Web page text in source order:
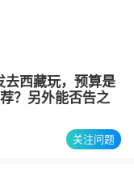
去西藏玩，预算是
？另外能否告之
关注问题